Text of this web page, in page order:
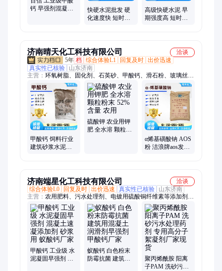
钙 早强剂混凝土
快硬水泥批发 硬
化速度快 短时脱
高级快硬水泥 早
期强度高 短时脱
济南晴天化工科技有限公司
洽谈
5年 档 综合体验L1 回复及时 出价迅速
真实性已核验
山东济南
主营： 环氧树脂、固化剂、石英砂、甲酸钙、滑石粉、玻璃丝
布、减水剂、苯甲酸钠、金属净洗剂、速凝剂、硅藻土、三聚磷
酸钠、磷酸三钠、六偏磷酸钠、蒸馏水、蓖麻油、多聚甲醛、缓
凝剂、nn亚甲基双丙烯酰胺、促进剂、聚乙二醇、甲基四氢苯
酐、甲基六氢苯酐、稀释剂、三乙醇胺
甲酸钙 饲料行业
建筑砂浆水泥行
硫酸钾 农业用钾
肥 全水溶 颗粒粉
α烯基磺酸钠 AOS
粉 洁浪牌aos发泡
济南端星化工科技有限公司
洽谈
综合体验L0
回复及时 出价迅速 真实性已核验
山东济南
主营： 农用肥料、污水处理剂、电镀用硫酸铜纤维素等添加剂、
混凝土速凝消泡等添加剂、洗涤原料、水产养殖用添加剂、阻燃
剂
甲酸钙 工业级 水
泥凝固早强剂 混
蚁酸钙 白色粉末
防霉抗菌 建筑用
聚丙烯酰胺 阳离
子PAM 洗砂污水